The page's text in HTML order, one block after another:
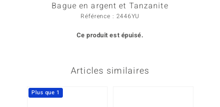
Bague en argent et Tanzanite
Référence : 2446YU
Ce produit est épuisé.
Articles similaires
Plus que 1